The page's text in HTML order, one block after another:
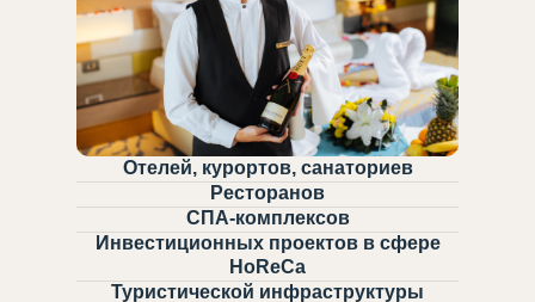
Отелей, курортов, санаториев
Ресторанов
СПА-комплексов
Инвестиционных проектов в сфере
HoReCa
Туристической инфраструктуры